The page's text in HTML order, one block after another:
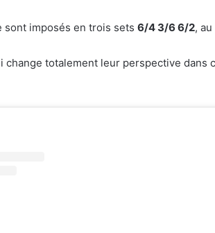
sont imposés en trois sets 6/4 3/6 6/2,
change totalement leur perspective dans